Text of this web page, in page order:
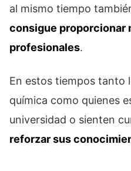
al mismo tiempo
consigue proporcionar
profesionales.
En estos tiempos tanto
química como quienes
universidad o sienten
reforzar sus